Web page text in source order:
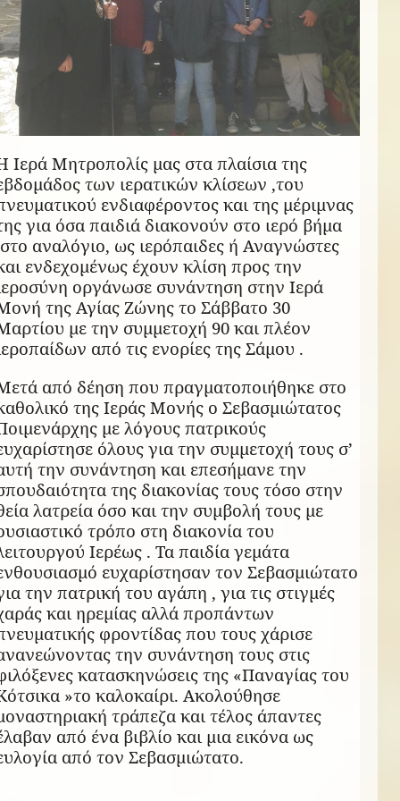
Ιερά Μητροπολίς μας στα πλαίσια της
των ιερατικών κλίσεων ,του
ενδιαφέροντος και της μέριμνας
για όσα παιδιά διακονούν στο ιερό βήμα
αναλόγιο, ως ιερόπαιδες ή Αναγνώστες
ενδεχομένως έχουν κλίση προς την
οργάνωσε συνάντηση στην Ιερά
της Αγίας Ζώνης το Σάββατο 30
με την συμμετοχή 90 και πλέoν
από τις ενορίες της Σάμου .
από δέηση που πραγματοποιήθηκε στο
της Ιεράς Μονής ο Σεβασμιώτατος
με λόγους πατρικούς
όλους για την συμμετοχή τους σ’
την συνάντηση και επεσήμανε την
της διακονίας τους τόσο στην
λατρεία όσο και την συμβολή τους με
τρόπο στη διακονία του
Ιερέως . Τα παιδία γεμάτα
ευχαρίστησαν τον Σεβασμιώτατο
την πατρική του αγάπη , για τις στιγμές
και ηρεμίας αλλά προπάντων
φροντίδας που τους χάρισε
την συνάντηση τους στις
κατασκηνώσεις της «Παναγίας του
»το καλοκαίρι. Ακολούθησε
τράπεζα και τέλος άπαντες
από ένα βιβλίο και μια εικόνα ως
από τον Σεβασμιώτατο.